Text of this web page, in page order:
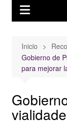
Inicio
Gobierno de
para mejorar